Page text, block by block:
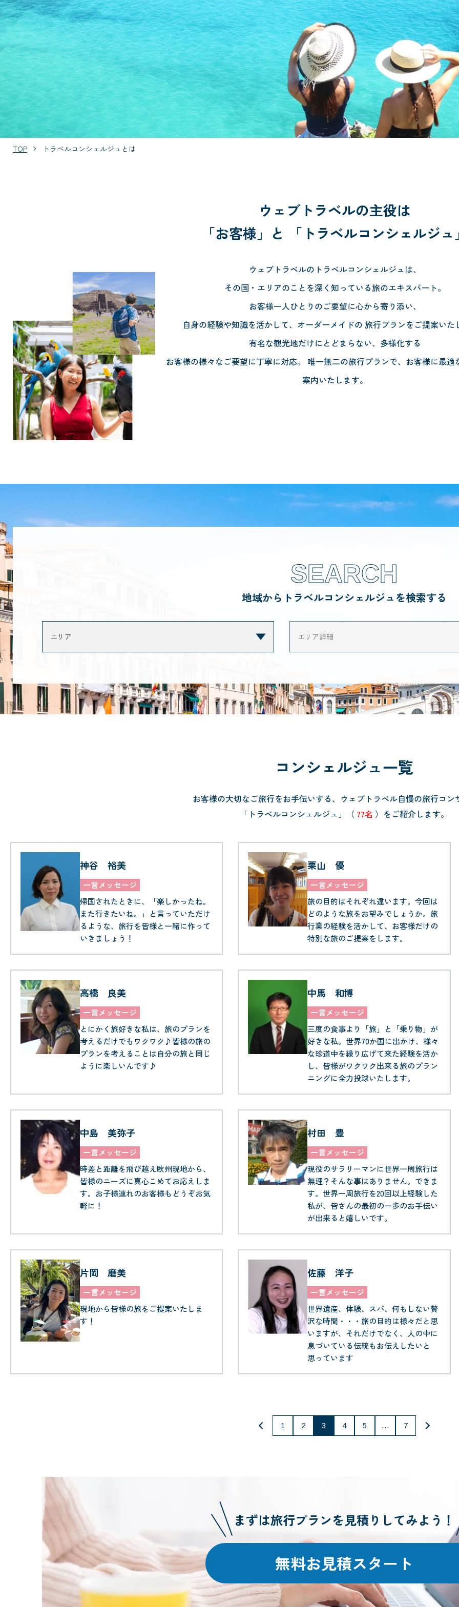
TOP トラベルコンシェルジュとは
ウェブトラベルの主役は
「お客様」と
「トラベルコンシェルジュ
ウェブトラベルのトラベルコンシェルジュは、
その国・エリアのことを深く知っている旅のエキスパート。
お客様一人ひとりのご要望に心から寄り添い、
自身の経験や知識を活かして、オーダーメイドの 旅行プランをご提案いた
有名な観光地だけにとどまらない、多様化する
お客様の様々なご要望に丁寧に対応。
唯一無二の旅行プランで、お客様に最適
案内いたします。
SEARCH
地域からトラベルコンシェルジュを検索する
コンシェルジュ一覧
お客様の大切なご旅行をお手伝いする、 ウェブトラベル自慢の旅行コン
「トラベルコンシェルジュ」（ 77名 ）をご紹介します。
神谷 裕美
一言メッセージ
帰国されたときに、「楽しかったね。
また行きたいね。」と言っていただけ
るような、旅行を皆様と一緒に作って
いきましょう！
栗山 優
一言メッセージ
旅の目的はそれぞれ違います。今回は
どのような旅をお望みでしょうか。旅
行業の経験を活かして、お客様だけの
特別な旅のご提案をします。
高橋 良美
一言メッセージ
とにかく旅好きな私は、旅のプランを
考えるだけでもワクワク♪皆様の旅の
プランを考えることは自分の旅と同じ
ように楽しいんです♪
中馬 和博
一言メッセージ
三度の食事より「旅」と「乗り物」が
好きな私。世界70か国に出かけ、様々
な珍道中を繰り広げて来た経験を活か
し、皆様がワクワク出来る旅のプラン
ニングに全力投球いたします。
中島 美弥子
一言メッセージ
時差と距離を飛び越え欧州現地から、
皆様のニーズに真心こめてお応えしま
す。お子様連れのお客様もどうぞお気
軽に！
村田 豊
一言メッセージ
現役のサラリーマンに世界一周旅行は
無理？そんな事はありません。できま
す。世界一周旅行を20回以上経験した
私が、皆さんの最初の一歩のお手伝い
が出来ると嬉しいです。
片岡 磨美
一言メッセージ
現地から皆様の旅をご提案いたしま
す！
佐藤 洋子
一言メッセージ
世界遺産、体験、スパ、何もしない贅
沢な時間・・・旅の目的は様々だと思
いますが、それだけでなく、人の中に
息づいている伝統もお伝えしたいと
思っています
1 2 3 4 5 … 7
まずは旅行プランを見積りしてみよう！
無料お見積スタート